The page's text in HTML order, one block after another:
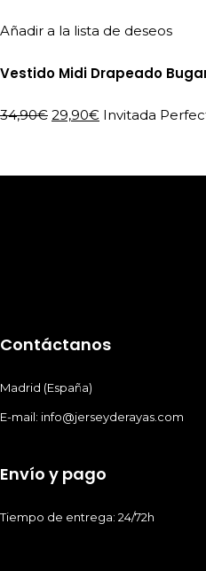
Añadir a la lista de deseos
Vestido Midi Drapeado
34,90€ El
29,90€ El
Invitada
Contáctanos
Madrid (España)
E-mail: info@jerseyderayas.com
Envío y pago
Tiempo de entrega: 24/72h